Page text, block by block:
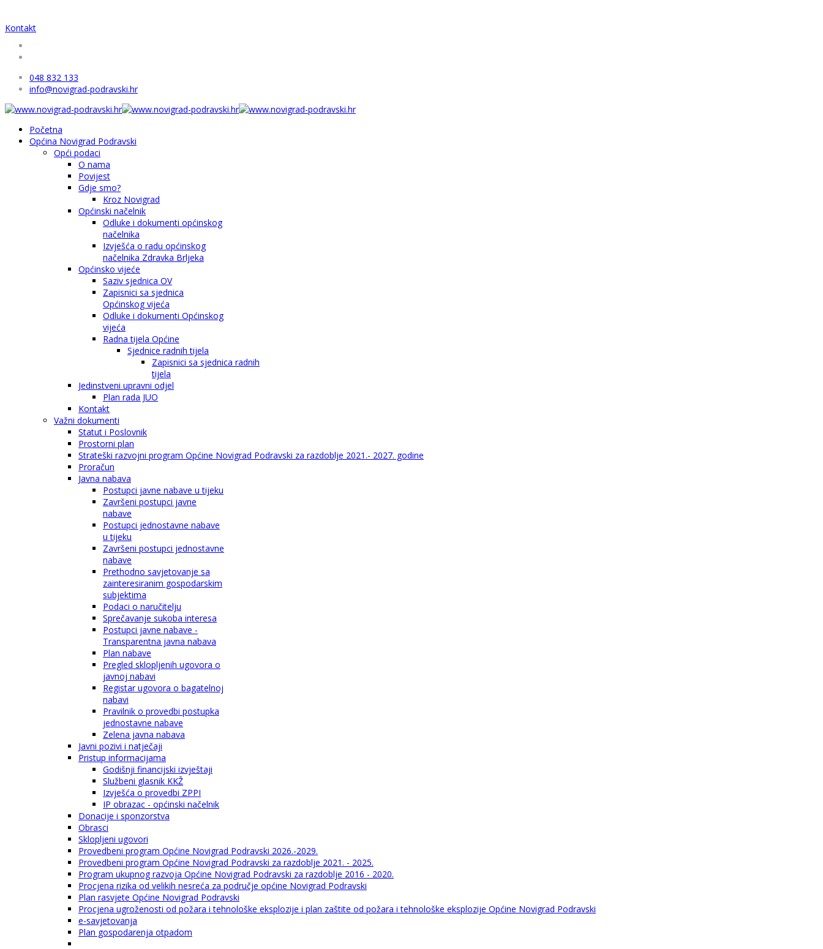
Kontakt
048 832 133
info@novigrad-podravski.hr
Početna
Općina Novigrad Podravski
Opći podaci
O nama
Povijest
Gdje smo?
Kroz Novigrad
Općinski načelnik
Odluke i dokumenti općinskog
načelnika
Izvješća o radu općinskog
načelnika Zdravka Brljeka
Općinsko vijeće
Saziv sjednica OV
Zapisnici sa sjednica
Općinskog vijeća
Odluke i dokumenti Općinskog
vijeća
Radna tijela Općine
Sjednice radnih tijela
Zapisnici sa sjednica radnih
tijela
Jedinstveni upravni odjel
Plan rada JUO
Kontakt
Važni dokumenti
Statut i Poslovnik
Prostorni plan
Strateški razvojni program Općine Novigrad Podravski za razdoblje 2021.- 2027. godine
Proračun
Javna nabava
Postupci javne nabave u tijeku
Završeni postupci javne
nabave
Postupci jednostavne nabave
u tijeku
Završeni postupci jednostavne
nabave
Prethodno savjetovanje sa
zainteresiranim gospodarskim
subjektima
Podaci o naručitelju
Sprečavanje sukoba interesa
Postupci javne nabave -
Transparentna javna nabava
Plan nabave
Pregled sklopljenih ugovora o
javnoj nabavi
Registar ugovora o bagatelnoj
nabavi
Pravilnik o provedbi postupka
jednostavne nabave
Zelena javna nabava
Javni pozivi i natječaji
Pristup informacijama
Godišnji financijski izvještaji
Službeni glasnik KKŽ
Izvješća o provedbi ZPPI
IP obrazac - općinski načelnik
Donacije i sponzorstva
Obrasci
Sklopljeni ugovori
Provedbeni program Općine Novigrad Podravski 2026.-2029.
Provedbeni program Općine Novigrad Podravski za razdoblje 2021. - 2025.
Program ukupnog razvoja Općine Novigrad Podravski za razdoblje 2016 - 2020.
Procjena rizika od velikih nesreća za područje općine Novigrad Podravski
Plan rasvjete Općine Novigrad Podravski
Procjena ugroženosti od požara i tehnološke eksplozije i plan zaštite od požara i tehnološke eksplozije Općine Novigrad Podravski
e-savjetovanja
Plan gospodarenja otpadom